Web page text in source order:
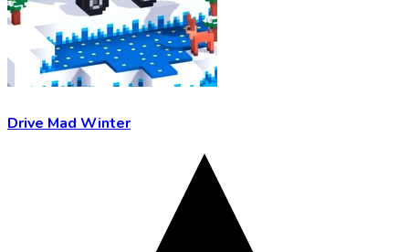
Drive Mad Winter